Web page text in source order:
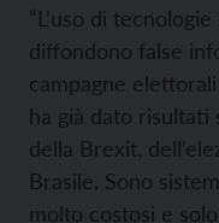
“L’uso di
diffondono false
campagne
ha già dato
della Brexit,
Brasile. Sono
molto costosi e